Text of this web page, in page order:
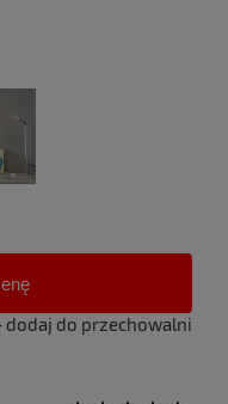
dodaj do przechowalni